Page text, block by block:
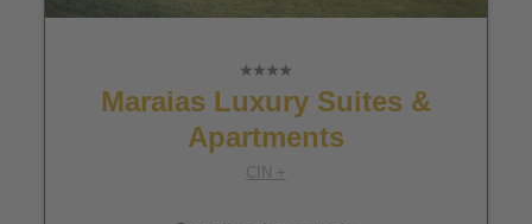
Maraias Luxury Suites &
Apartments
CIN +